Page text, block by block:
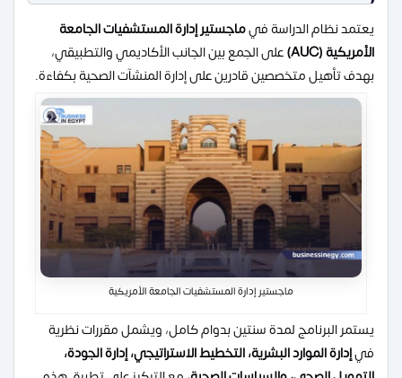
يعتمد نظام الدراسة فيماجستير إدارة المستشفيات الجامعة
الأمريكية (AUC)
على الجمع بين الجانب الأكاديمي والتطبيقي،
بهدف تأهيل متخصصين قادرين على إدارة المنشآت الصحية بكفاءة.
ماجستير إدارة المستشفيات الجامعة الأمريكية
يستمر البرنامج لمدة سنتين بدوام كامل، ويشمل مقررات نظرية
فيإدارة الموارد البشرية، التخطيط الاستراتيجي، إدارة الجودة،